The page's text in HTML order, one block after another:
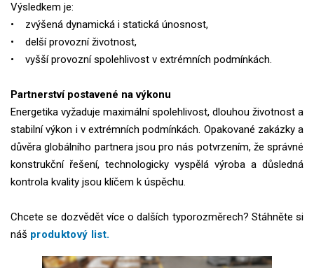
Výsledkem je:
• zvýšená dynamická i statická únosnost,
• delší provozní životnost,
• vyšší provozní spolehlivost v extrémních podmínkách.
Partnerství postavené na výkonu
Energetika vyžaduje maximální spolehlivost, dlouhou životnost a
stabilní výkon i v extrémních podmínkách. Opakované zakázky a
důvěra globálního partnera jsou pro nás potvrzením, že správné
konstrukční řešení, technologicky vyspělá výroba a důsledná
kontrola kvality jsou klíčem k úspěchu.
Chcete se dozvědět více o dalších typorozměrech? Stáhněte si
náš produktový list.